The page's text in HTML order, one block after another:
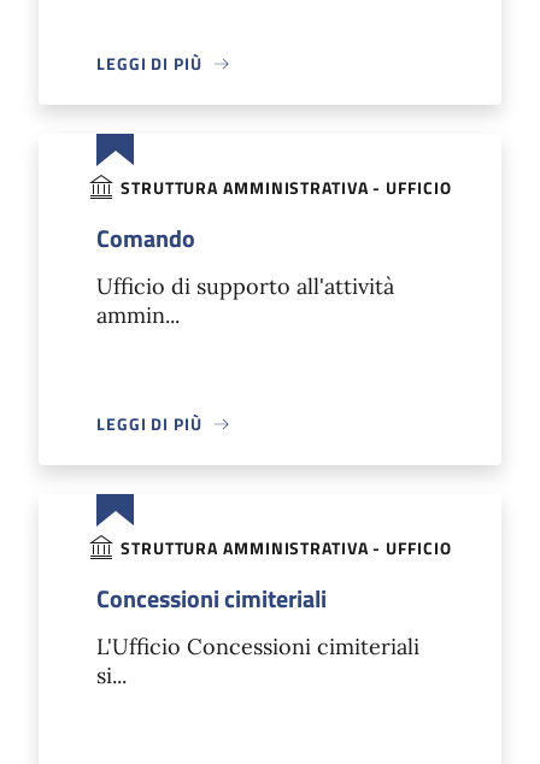
LEGGI DI PIÙ
STRUTTURA AMMINISTRATIVA - UFFICIO
Comando
Ufficio di supporto all'attività
ammin...
LEGGI DI PIÙ
STRUTTURA AMMINISTRATIVA - UFFICIO
Concessioni cimiteriali
L'Ufficio Concessioni cimiteriali
si...